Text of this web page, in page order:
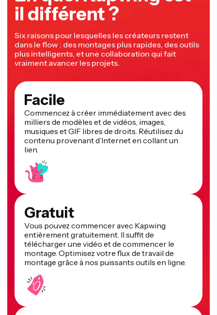
il différent ?
Six raisons pour lesquelles les créateurs restent
dans le flow : des montages plus rapides, des outils
plus intelligents, et une collaboration qui fait
vraiment avancer les projets.
Facile
Commencez à créer immédiatement avec des
milliers de modèles et de vidéos, images,
musiques et GIF libres de droits. Réutilisez du
contenu provenant d’Internet en collant un
lien.
Gratuit
Vous pouvez commencer avec Kapwing
entièrement gratuitement. Il suffit de
télécharger une vidéo et de commencer le
montage. Optimisez votre flux de travail de
montage grâce à nos puissants outils en ligne.